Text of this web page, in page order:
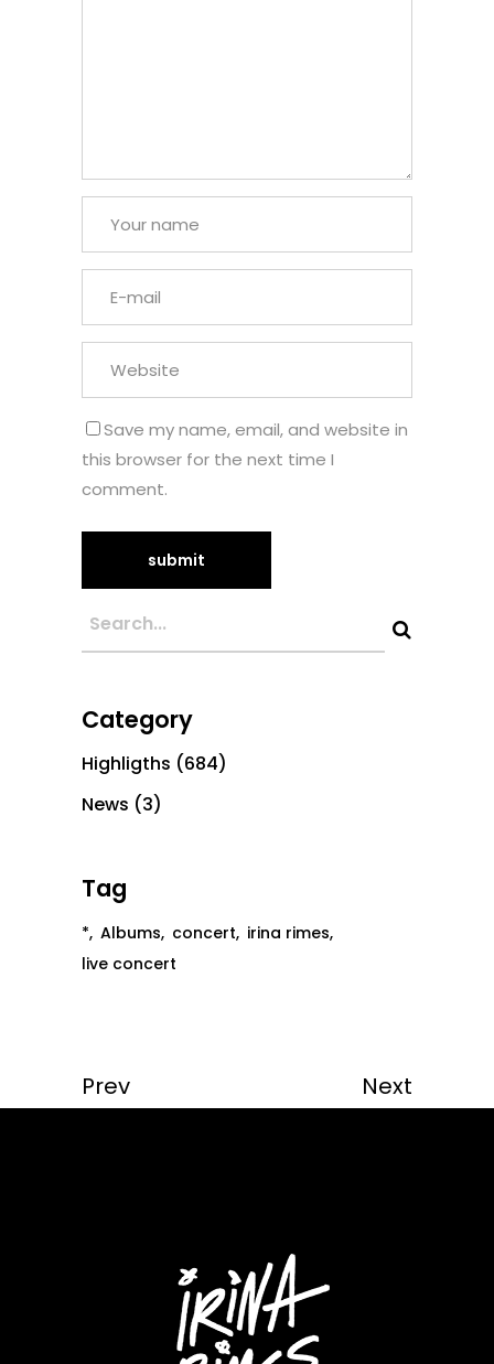
Save my name, email, and website in
this browser for the next time I
comment.
Category
Highligths (684)
News (3)
Tag
* Albums concert irina rimes
live concert
Prev Next